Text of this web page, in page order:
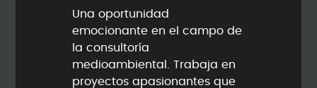
Una oportunidad
emocionante en el campo de
la consultoría
medioambiental. Trabaja en
proyectos apasionantes que